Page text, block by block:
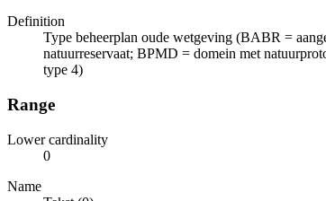
Definition
Type beheerplan oude wetgeving (BABR =
natuurreservaat; BPMD = domein met
type 4)
Range
Lower cardinality
0
Name